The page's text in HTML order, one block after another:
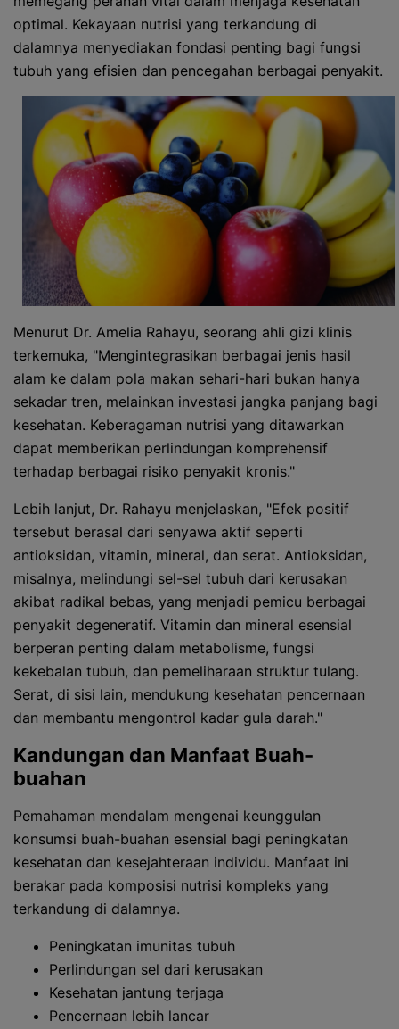
optimal. Kekayaan nutrisi yang terkandung di
dalamnya menyediakan fondasi penting bagi fungsi
tubuh yang efisien dan pencegahan berbagai penyakit.
Menurut Dr. Amelia Rahayu, seorang ahli gizi klinis
terkemuka, "Mengintegrasikan berbagai jenis hasil
alam ke dalam pola makan sehari-hari bukan hanya
sekadar tren, melainkan investasi jangka panjang bagi
kesehatan. Keberagaman nutrisi yang ditawarkan
dapat memberikan perlindungan komprehensif
terhadap berbagai risiko penyakit kronis."
Lebih lanjut, Dr. Rahayu menjelaskan, "Efek positif
tersebut berasal dari senyawa aktif seperti
antioksidan, vitamin, mineral, dan serat. Antioksidan,
misalnya, melindungi sel-sel tubuh dari kerusakan
akibat radikal bebas, yang menjadi pemicu berbagai
penyakit degeneratif. Vitamin dan mineral esensial
berperan penting dalam metabolisme, fungsi
kekebalan tubuh, dan pemeliharaan struktur tulang.
Serat, di sisi lain, mendukung kesehatan pencernaan
dan membantu mengontrol kadar gula darah."
Kandungan dan Manfaat Buah-
buahan
Pemahaman mendalam mengenai keunggulan
konsumsi buah-buahan esensial bagi peningkatan
kesehatan dan kesejahteraan individu. Manfaat ini
berakar pada komposisi nutrisi kompleks yang
terkandung di dalamnya.
Peningkatan imunitas tubuh
Perlindungan sel dari kerusakan
Kesehatan jantung terjaga
Pencernaan lebih lancar